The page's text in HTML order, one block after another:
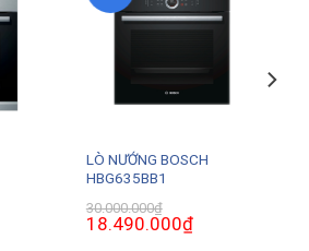
LÒ NƯỚNG BOSCH
HBG635BB1
30.000.000₫
Giá
gốc
18.490.000₫Giá
hiện